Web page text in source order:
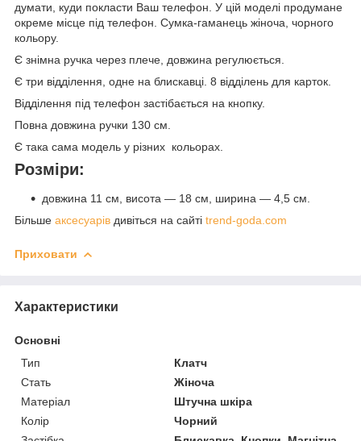
думати, куди покласти Ваш телефон. У цій моделі продумане
окреме місце під телефон. Сумка-гаманець жіноча, чорного
кольору.
Є знімна ручка через плече, довжина регулюється.
Є три відділення, одне на блискавці. 8 відділень для карток.
Відділення під телефон застібається на кнопку.
Повна довжина ручки 130 см.
Є така сама модель у різних кольорах.
Розміри:
довжина 11 см, висота — 18 см, ширина — 4,5 см.
Більше аксесуарів дивіться на сайті trend-goda.com
Приховати
Характеристики
Основні
Тип
Клатч
Стать
Жіноча
Матеріал
Штучна шкіра
Колір
Чорний